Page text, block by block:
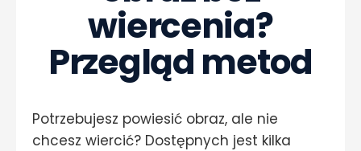
wiercenia?
Przegląd metod
Potrzebujesz powiesić obraz, ale nie
chcesz wiercić? Dostępnych jest kilka